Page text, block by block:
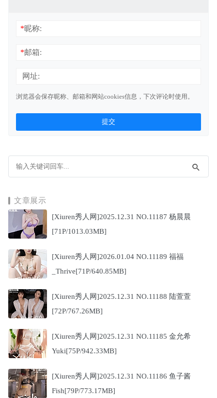
*昵称:
*邮箱:
网址:
浏览器会保存昵称、邮箱和网站cookies信息，下次评论时使用。
文章展示
[Xiuren秀人网]2025.12.31 NO.11187 杨晨晨
[71P/1013.03MB]
[Xiuren秀人网]2026.01.04 NO.11189 福福
_Thrive[71P/640.85MB]
[Xiuren秀人网]2025.12.31 NO.11188 陆萱萱
[72P/767.26MB]
[Xiuren秀人网]2025.12.31 NO.11185 金允希
Yuki[75P/942.33MB]
[Xiuren秀人网]2025.12.31 NO.11186 鱼子酱
Fish[79P/773.17MB]